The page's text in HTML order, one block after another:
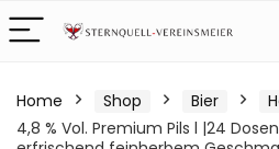
Home Shop Bier
4,8 % Vol. Premium Pils l |24